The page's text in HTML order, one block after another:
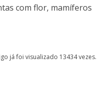
com flor, mamíferos
já foi visualizado 13434 vezes.